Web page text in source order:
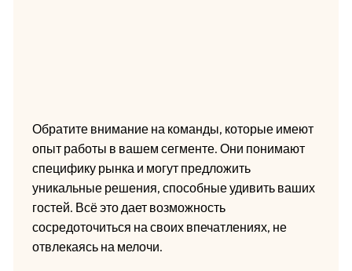
Обратите внимание на команды, которые имеют
опыт работы в вашем сегменте. Они понимают
специфику рынка и могут предложить
уникальные решения, способные удивить ваших
гостей. Всё это дает возможность
сосредоточиться на своих впечатлениях, не
отвлекаясь на мелочи.